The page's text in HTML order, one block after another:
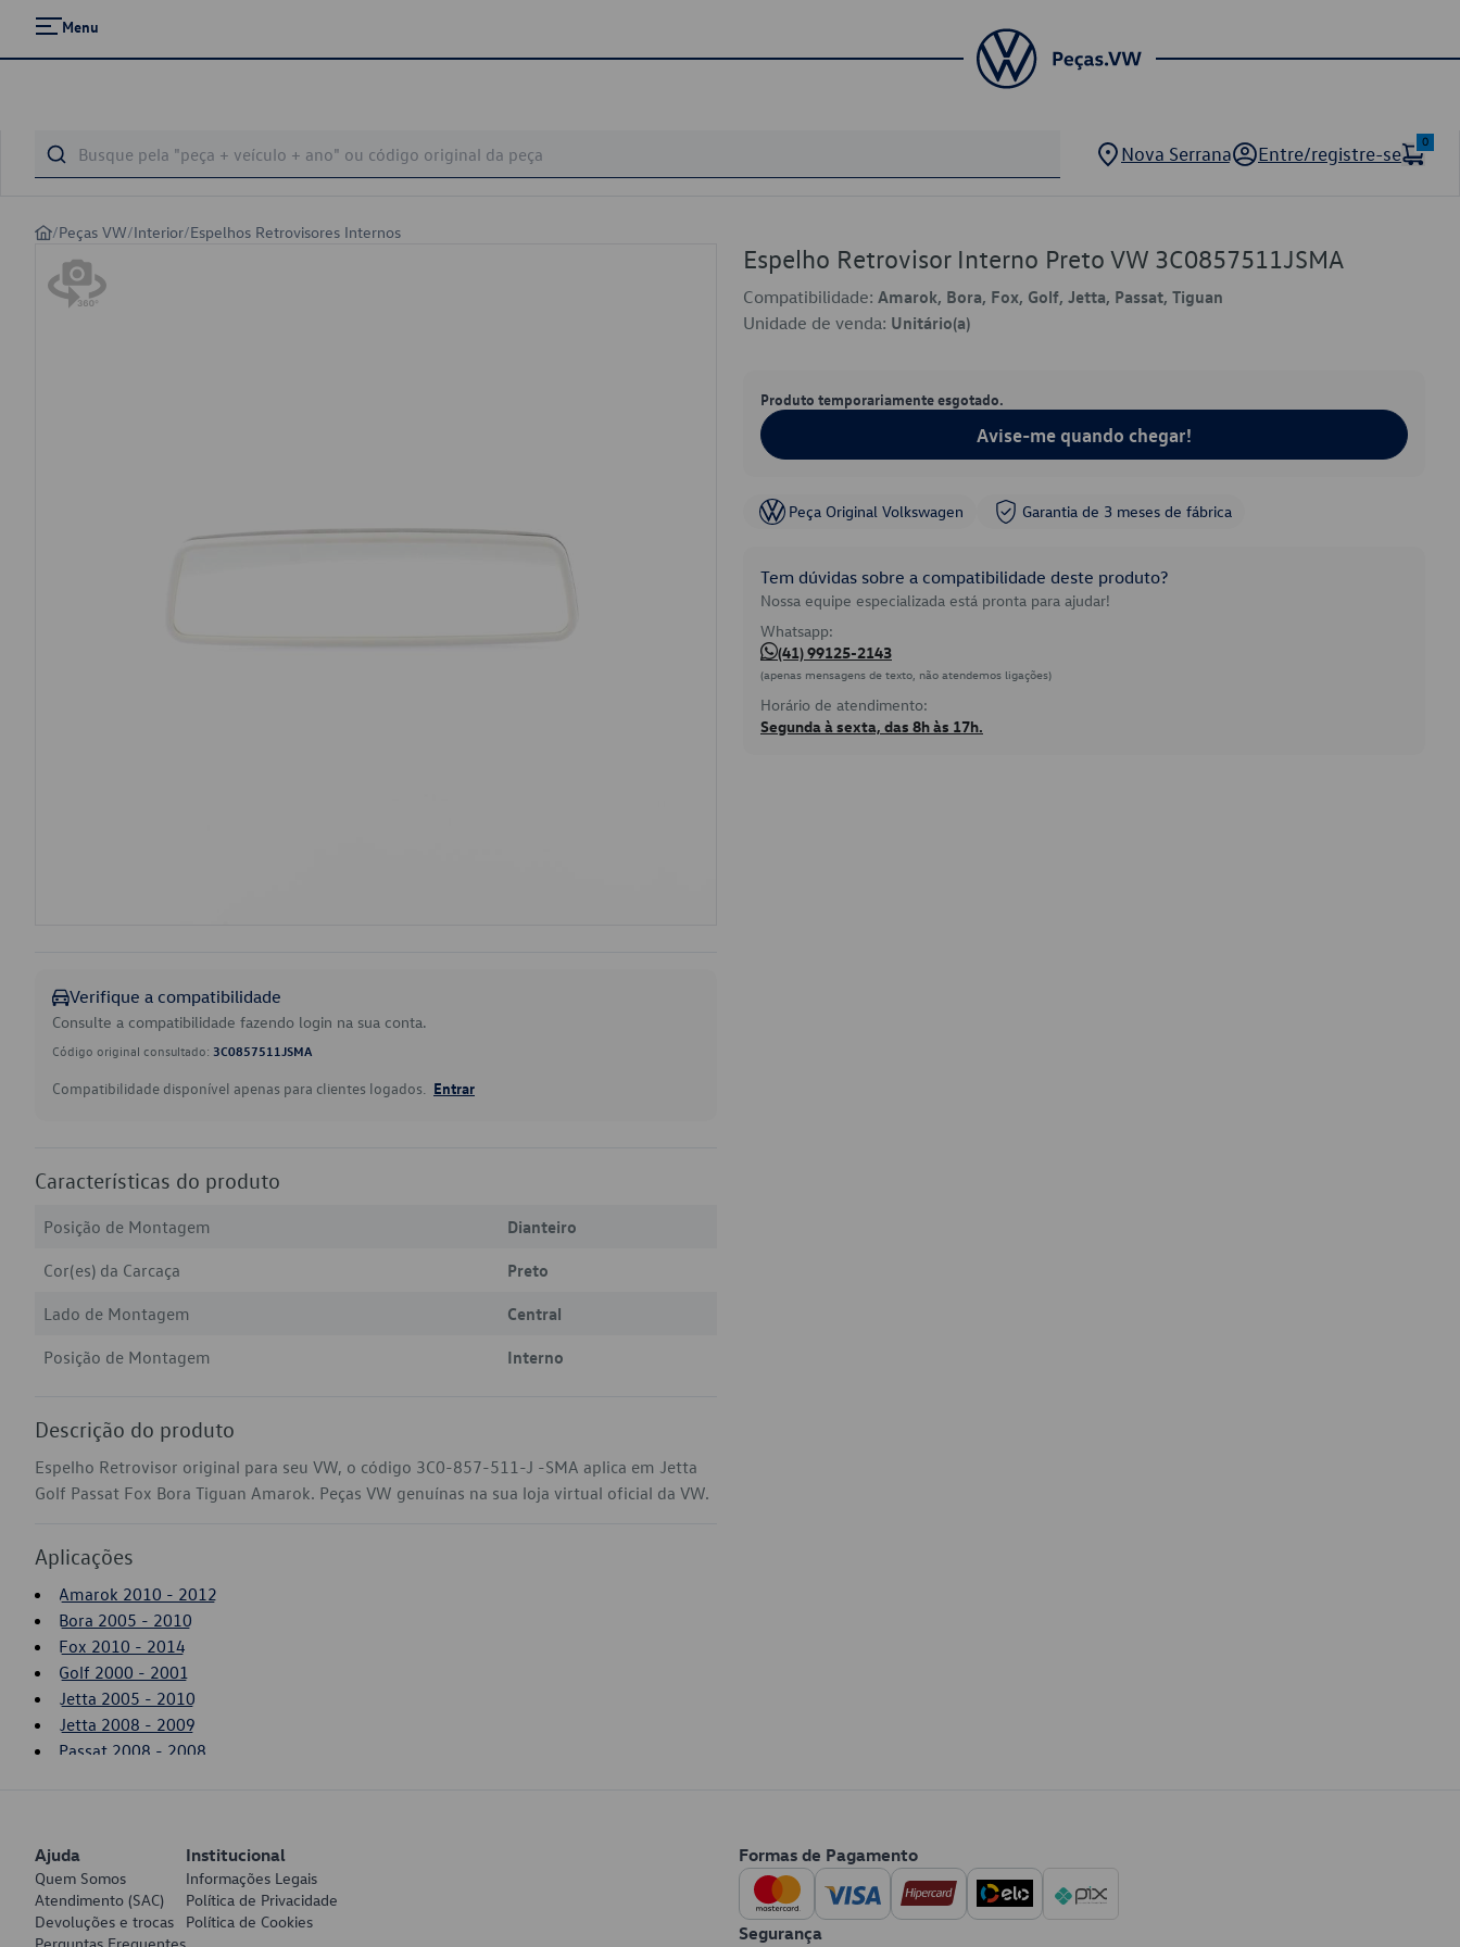
Menu
Nova Serrana Entre/registre-se
0
/Peças VW/Interior/Espelhos Retrovisores Internos
Verifique a compatibilidade
Consulte a compatibilidade fazendo login na sua conta.
Código original consultado: 3C0857511JSMA
Compatibilidade disponível apenas para clientes logados. Entrar
Características do produto
Posição de Montagem
Dianteiro
Cor(es) da Carcaça
Preto
Lado de Montagem
Central
Posição de Montagem
Interno
Descrição do produto
Espelho Retrovisor original para seu VW, o código 3C0-857-511-J -SMA aplica em Jetta
Golf Passat Fox Bora Tiguan Amarok. Peças VW genuínas na sua loja virtual oficial da VW.
Aplicações
Amarok 2010 - 2012
Bora 2005 - 2010
Fox 2010 - 2014
Golf 2000 - 2001
Jetta 2005 - 2010
Jetta 2008 - 2009
Passat 2008 - 2008
Espelho Retrovisor Interno Preto VW 3C0857511JSMA
Compatibilidade: Amarok, Bora, Fox, Golf, Jetta, Passat, Tiguan
Unidade de venda: Unitário(a)
Produto temporariamente esgotado.
Avise-me quando chegar!
Peça Original Volkswagen Garantia de 3 meses de fábrica
Tem dúvidas sobre a compatibilidade deste produto?
Nossa equipe especializada está pronta para ajudar!
Whatsapp:
(41) 99125-2143
(apenas mensagens de texto, não atendemos ligações)
Horário de atendimento:
Segunda à sexta, das 8h às 17h.
Ajuda
Quem Somos
Atendimento (SAC)
Devoluções e trocas
Institucional
Informações Legais
Política de Privacidade
Política de Cookies
Formas de Pagamento
Segurança